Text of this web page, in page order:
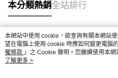
本分類熱銷全站排行
熱門標籤
本網站中使用 cookie，欲查詢有關本網站
望在電腦上使用 cookie 時應如何變更電腦
權條款 」之 Cookie 聲明。您繼續使用本
用條款之 Cookie 聲明使用 cookie。
了解更多 >